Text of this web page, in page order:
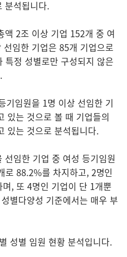
분석됩니다.
액 2조 이상 기업 152개 중 여
임한 기업은 85개 기업으로
정 성별로만 구성되지 않은
기임원을 1명 이상 선임한 기
있는 것으로 볼 때 기업들의
있는 것으로 분석됩니다.
선임한 기업 중 여성 등기임원
로 88.2%를 차지하고, 2명인
, 또 4명인 기업이 단 1개뿐
별다양성 기준에서는 매우 부
성별 임원 현황 분석입니다.